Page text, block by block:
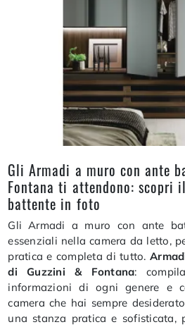
Gli Armadi a muro con ante
Fontana ti attendono: scopri
battente in foto
Gli Armadi a muro con ante
essenziali nella camera da letto,
pratica e completa di tutto.
di Guzzini & Fontana:
informazioni di ogni genere e
camera che hai sempre
una stanza pratica e sofisticata,